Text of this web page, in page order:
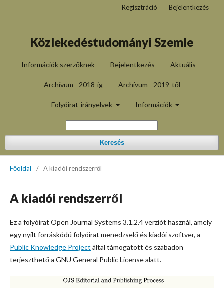
Közlekedéstudományi Szemle
Információk szerzőknek Bejelentkezés Aktuális
Archívum - 2018-ig Archívum - 2019-től
Folyóirat-irányelvek Információk
Keresés
Regisztráció Bejelentkezés
Főoldal / A kiadói rendszerről
A kiadói rendszerről
Ez a folyóirat Open Journal Systems 3.1.2.4 verziót használ, amely
egy nyílt forráskódú folyóirat menedzselő és kiadói szoftver, a
Public Knowledge Project által támogatott és szabadon
terjeszthető a GNU General Public License alatt.